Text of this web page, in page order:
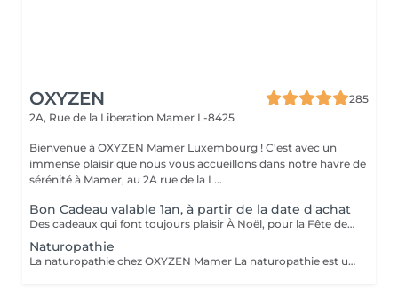
OXYZEN
285
2A, Rue de la Liberation Mamer L-8425
Bienvenue à OXYZEN Mamer Luxembourg ! C'est avec un
immense plaisir que nous vous accueillons dans notre havre de
sérénité à Mamer, au 2A rue de la L...
Bon Cadeau valable 1an, à partir de la date d'achat
Des cadeaux qui font toujours plaisir À Noël, pour la Fête des Mères, des Pères, des Grands-Mères, la Saint-Valentin, un anniversaire ou simplement pour faire plaisir : les bons cadeaux OXYZEN sont l'attention idéale. Offrez à vos proches une véritable expérience de bien-être inoubliable. * Vous pouvez acheter vos bons cadeaux directement en ligne sur Salonkee, de façon simple et sécurisée. * Vous pouvez également les commander via notre site internet : https://www.oxyzen.lu Sur notre site, vous avez la possibilité de recevoir un bon cadeau personnalisé, prêt à être imprimé, utilisable immédiatement. Nos bons cadeaux sont valides 1 an à compter de leur date d'achat. Ils peuvent être envoyés par courrier à l'adresse de votre choix ou reçus par mail immédiatement après validation de votre achat . Et si vous préférez le contact direct, il est aussi possible de venir les récupérer en mains propres sur rendez-vous.
Naturopathie
La naturopathie chez OXYZEN Mamer La naturopathie est une approche naturelle et personnalisée qui aide votre corps à retrouver équilibre et vitalité. Chez OXYZEN, nous mettons l'accent sur l'essentiel : la digestion. Une bonne digestion, c'est moins de ballonnements, plus d'énergie, un meilleur sommeil et des défenses renforcées. Pour cela, nous vous guidons notamment sur les bonnes associations alimentaires, afin de faciliter le travail digestif et d'éviter les inconforts. Chaque séance est un moment d'écoute et de conseils pratiques adaptés à votre rythme : hygiène alimentaire, sommeil, gestion du stress, plantes et solutions naturelles. Pas de frustration : l'idée est d'avancer étape par étape, pour des changements durables. Prenez rendez-vous dès aujourd'hui et découvrez comment améliorer votre bien-être en commençant par votre système digestif. Avertissement : Nos soins sont dédiés au bien-être et à la relaxation. Ils ne remplacent pas un suivi médical et ne relèvent pas de la kinésithérapie.